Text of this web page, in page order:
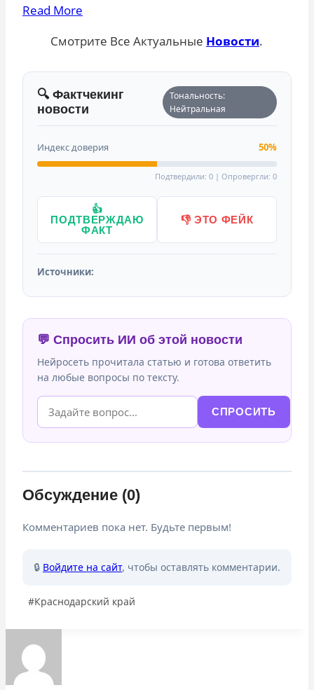
Read More
Смотрите Все Актуальные Новости.
🔍 Фактчекинг
новости
Тональность:
Нейтральная
Индекс доверия 50%
Подтвердили: 0 | Опровергли: 0
👍
ПОДТВЕРЖДАЮ
ФАКТ
👎 ЭТО ФЕЙК
Источники:
💬 Спросить ИИ об этой новости
Нейросеть прочитала статью и готова ответить
на любые вопросы по тексту.
СПРОСИТЬ
Обсуждение (0)
Комментариев пока нет. Будьте первым!
🔒 Войдите на сайт, чтобы оставлять комментарии.
Метки
#Краснодарский край